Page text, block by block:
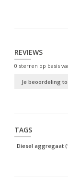
REVIEWS
0 sterren op basis
Je beoordeling
TAGS
Diesel aggregaat